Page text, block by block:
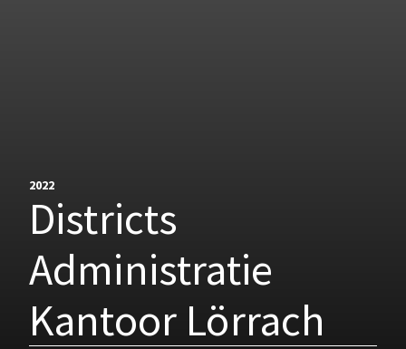
2022
Districts
Administratie
Kantoor Lörrach